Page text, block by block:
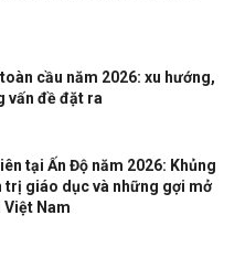
cầu năm 2026: xu hướng,
vấn đề đặt ra
tại Ấn Độ năm 2026: Khủng
trị giáo dục và những gợi mở
Nam